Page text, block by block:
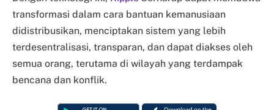
transformasi dalam cara bantuan kemanusiaan
didistribusikan, menciptakan sistem yang lebih
terdesentralisasi, transparan, dan dapat diakses oleh
semua orang, terutama di wilayah yang terdampak
bencana dan konflik.